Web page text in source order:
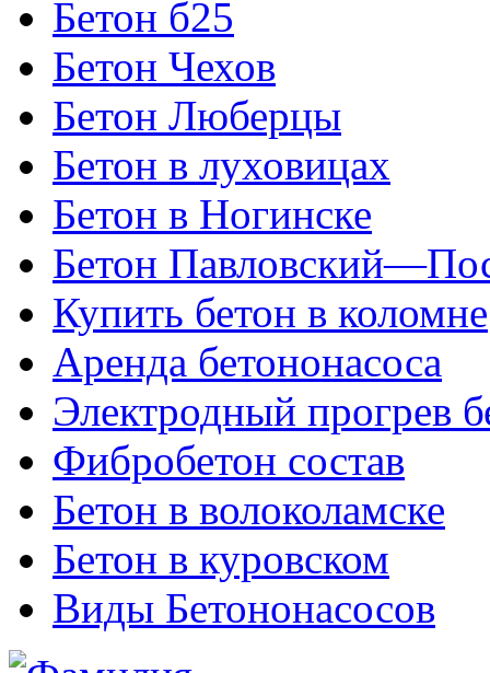
Бетон б25
Бетон Чехов
Бетон Люберцы
Бетон в луховицах
Бетон в Ногинске
Бетон
Купить бетон в коломне
Аренда бетононасоса
Электродный прогрев
Фибробетон состав
Бетон в волоколамске
Бетон в куровском
Виды Бетононасосов